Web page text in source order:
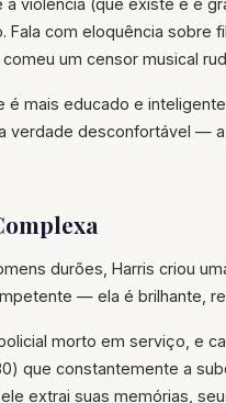
violência (que existe e é
Fala com eloquência sobre
um censor musical
é mais educado e
verdade desconfortável —
durões, Harris criou
— ela é brilhante,
morto em serviço, e
que constantemente a
extrai suas memórias,